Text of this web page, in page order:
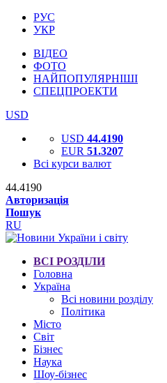
РУС
УКР
ВІДЕО
ФОТО
НАЙПОПУЛЯРНІШІ
СПЕЦПРОЕКТИ
USD
USD 44.4190
EUR 51.3207
Всі курси валют
44.4190
Авторизація
Пошук
RU
ВСІ РОЗДІЛИ
Головна
Україна
Всі новини розділу
Політика
Місто
Світ
Бізнес
Наука
Шоу-бізнес